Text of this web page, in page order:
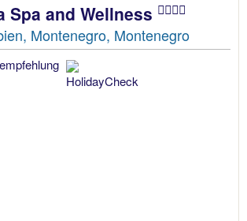
Spa and Wellness
Montenegro, Montenegro